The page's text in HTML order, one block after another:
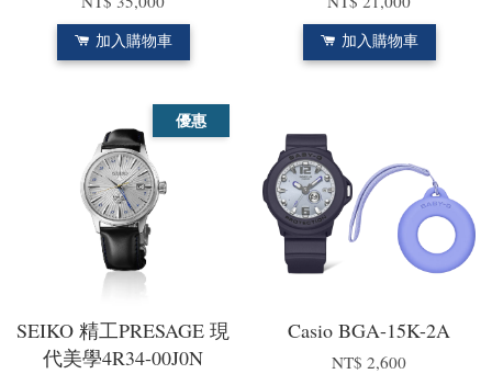
加入購物車 加入購物車
優惠
SEIKO 精工PRESAGE 現
代美學4R34-00J0N
Casio BGA-15K-2A
NT$ 2,600